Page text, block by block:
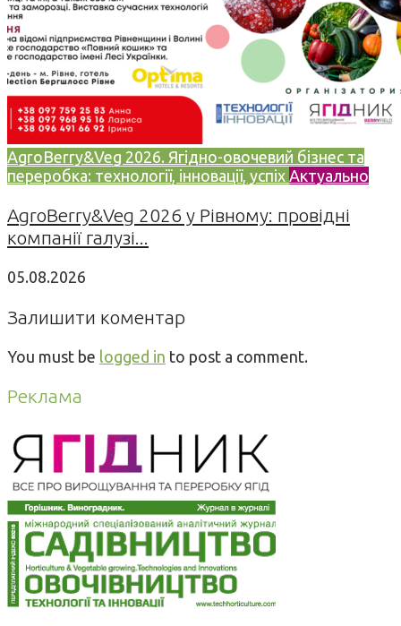
AgroBerry&Veg 2026. Ягідно-овочевий бізнес та
переробка: технології, інновації, успіх Актуально
AgroBerry&Veg 2026 у Рівному: провідні
компанії галузі...
05.08.2026
Залишити коментар
You must be logged in to post a comment.
Реклама